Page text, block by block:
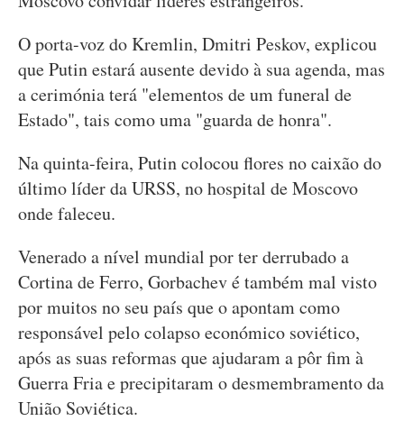
O porta-voz do Kremlin, Dmitri Peskov, explicou
que Putin estará ausente devido à sua agenda, mas
a cerimónia terá "elementos de um funeral de
Estado", tais como uma "guarda de honra".
Na quinta-feira, Putin colocou flores no caixão do
último líder da URSS, no hospital de Moscovo
onde faleceu.
Venerado a nível mundial por ter derrubado a
Cortina de Ferro, Gorbachev é também mal visto
por muitos no seu país que o apontam como
responsável pelo colapso económico soviético,
após as suas reformas que ajudaram a pôr fim à
Guerra Fria e precipitaram o desmembramento da
União Soviética.